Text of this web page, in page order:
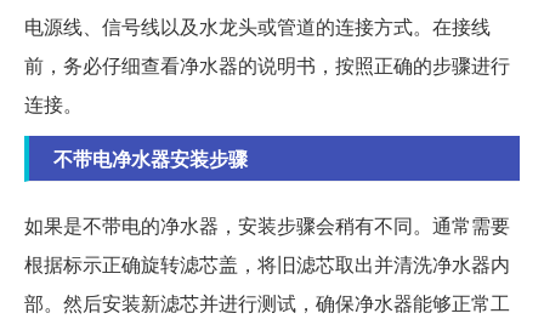
电源线、信号线以及水龙头或管道的连接方式。在接线
前，务必仔细查看净水器的说明书，按照正确的步骤进行
连接。
不带电净水器安装步骤
如果是不带电的净水器，安装步骤会稍有不同。通常需要
根据标示正确旋转滤芯盖，将旧滤芯取出并清洗净水器内
部。然后安装新滤芯并进行测试，确保净水器能够正常工